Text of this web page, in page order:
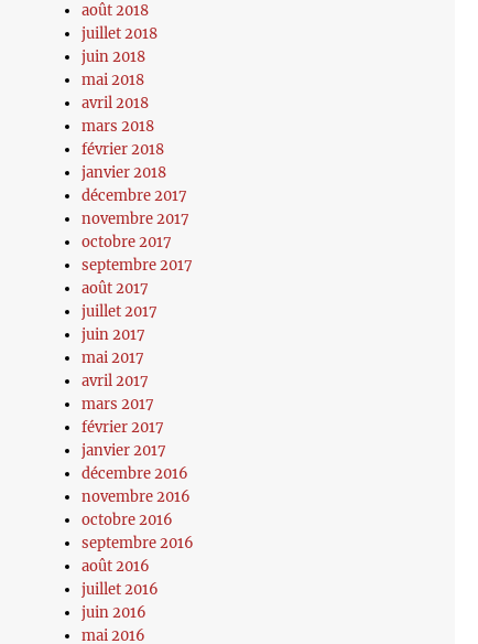
août 2018
juillet 2018
juin 2018
mai 2018
avril 2018
mars 2018
février 2018
janvier 2018
décembre 2017
novembre 2017
octobre 2017
septembre 2017
août 2017
juillet 2017
juin 2017
mai 2017
avril 2017
mars 2017
février 2017
janvier 2017
décembre 2016
novembre 2016
octobre 2016
septembre 2016
août 2016
juillet 2016
juin 2016
mai 2016